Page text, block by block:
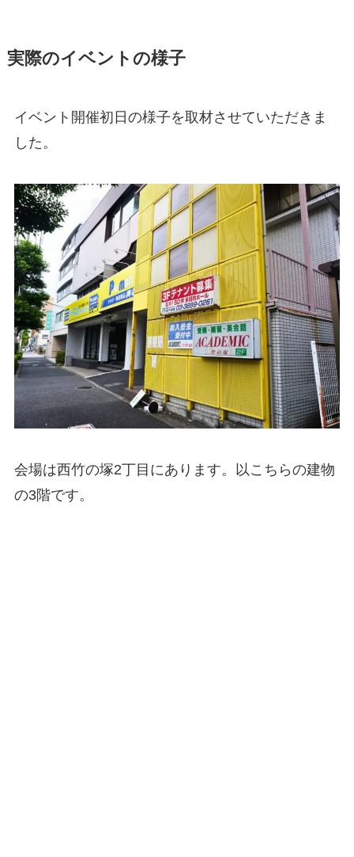
実際のイベントの様子
イベント開催初日の様子を取材させていただきま
した。
会場は西竹の塚2丁目にあります。以こちらの建物
の3階です。